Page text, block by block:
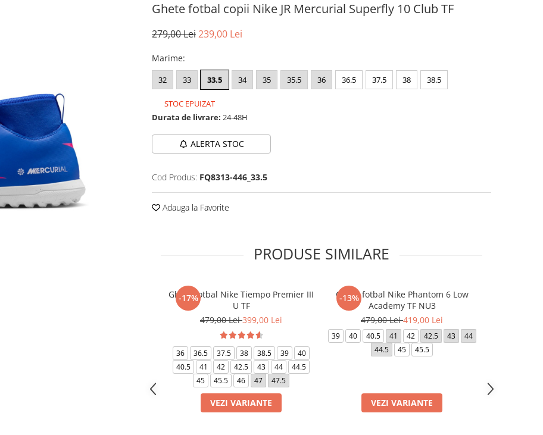
Ghete fotbal copii Nike JR Mercurial Superfly 10 Club TF
279,00 Lei239,00 Lei
Marime:
32 33 33.5 34 35 35.5 36 36.5 37.5 38 38.5
STOC EPUIZAT
Durata de livrare: 24-48H
ALERTA STOC
Cod Produs: FQ8313-446_33.5
Adauga la Favorite
PRODUSE SIMILARE
-17%
Ghete fotbal Nike Tiempo Premier III
U TF
479,00 Lei399,00 Lei
36 36.5 37.5 38 38.5 39
40
40.5
41 42 42.5 43 44
44.5
45
45.5 46 47 47.5
VEZI VARIANTE
-13%
Ghete fotbal Nike Phantom 6 Low
Academy TF NU3
479,00 Lei419,00 Lei
39 40 40.5 41 42 42.5 43
44
44.5
45 45.5
VEZI VARIANTE